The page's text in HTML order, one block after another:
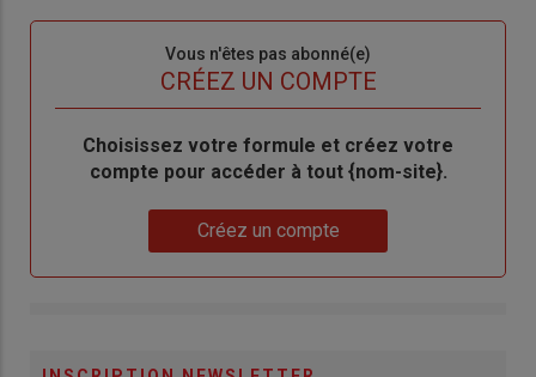
Vous n'êtes pas abonné(e)
CRÉEZ UN COMPTE
BodyChoisissez votre formule et créez votre
compte pour accéder à tout {nom-site}.
Créez un compte